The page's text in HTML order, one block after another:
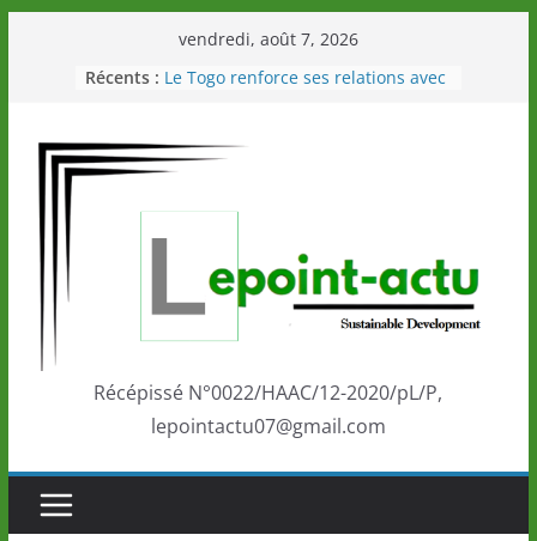
vendredi, août 7, 2026
Récents : Le Togo renforce ses relations avec
Éléphants en Côte d’Ivoire
LOTO DETENTE”, un nouveau tirage
marque de confiance au Togo sur
la scène internationale au-delà des
performances de ses athlètes
Togo: Que retenir de la politique
éducation et de l’ambition de
Récépissé N°0022/HAAC/12-2020/pL/P,
lepointactu07@gmail.com